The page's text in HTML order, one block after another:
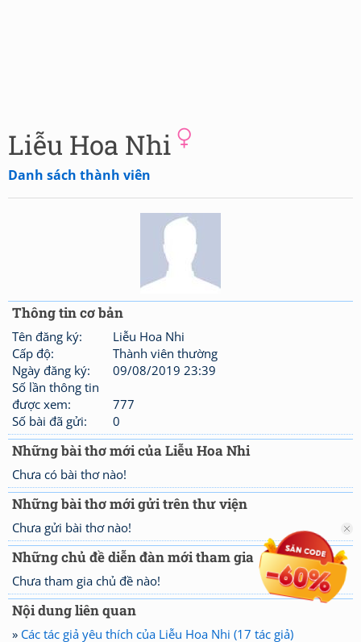
Liễu Hoa Nhi
Danh sách thành viên
Thông tin cơ bản
Tên đăng ký:
Liễu Hoa Nhi
Cấp độ:
Thành viên thường
Ngày đăng ký:
09/08/2019 23:39
Số lần thông tin
được xem:
777
Số bài đã gửi:
0
Những bài thơ mới của Liễu Hoa Nhi
Chưa có bài thơ nào!
Những bài thơ mới gửi trên thư viện
Chưa gửi bài thơ nào!
Những chủ đề diễn đàn mới tham gia
Chưa tham gia chủ đề nào!
Nội dung liên quan
» Các tác giả yêu thích của Liễu Hoa Nhi (17 tác giả)